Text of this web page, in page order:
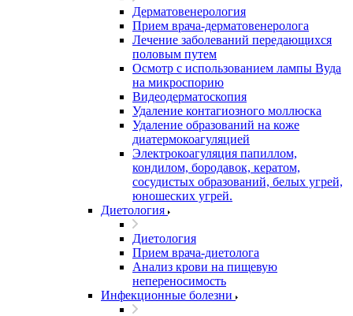
Дерматовенерология
Прием врача-дерматовенеролога
Лечение заболеваний передающихся
половым путем
Осмотр с использованием лампы Вуда
на микроспорию
Видеодерматоскопия
Удаление контагиозного моллюска
Удаление образований на коже
диатермокоагуляцией
Электрокоагуляция папиллом,
кондилом, бородавок, кератом,
сосудистых образований, белых угрей,
юношеских угрей.
Диетология
Диетология
Прием врача-диетолога
Анализ крови на пищевую
непереносимость
Инфекционные болезни